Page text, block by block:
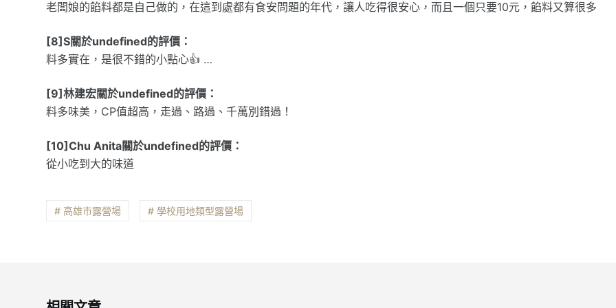
老闆娘的餡料都是自己做的，在這到處都有食安問題的年代，讓人吃得很安心，而且一個只要10元，餡料又算很多
[8]S關於undefined的評價：
料多實在，是很不錯的小點心👍 …
[9]林建宏關於undefined的評價：
料多味美，CP值超高，走過、路過、千萬別錯過！
[10]Chu Anita關於undefined的評價：
從小吃到大的味道
# 高雄市露營場 # 學校用地類型露營場